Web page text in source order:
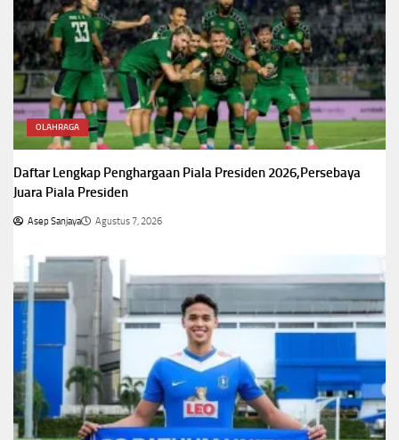
OLAHRAGA
Daftar Lengkap Penghargaan Piala Presiden 2026,Persebaya
Juara Piala Presiden
Asep Sanjaya Agustus 7, 2026